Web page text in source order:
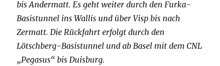
bis Andermatt. Es geht weiter durch den Furka-
Basistunnel ins Wallis und über Visp bis nach
Zermatt. Die Rückfahrt erfolgt durch den
Lötschberg-Basistunnel und ab Basel mit dem CNL
„Pegasus“ bis Duisburg.